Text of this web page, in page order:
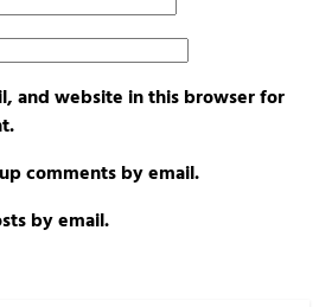
and website in this browser for
comments by email.
by email.